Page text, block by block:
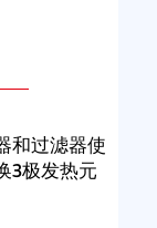
和过滤器使
3极发热元